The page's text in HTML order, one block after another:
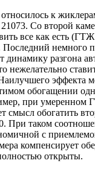
к
Со второй
все как есть
немного
динамику разгона
нежелательно
эффекта
обогащении
при умеренном
смысл обогатить
При таком
с
компенсирует
открыты.